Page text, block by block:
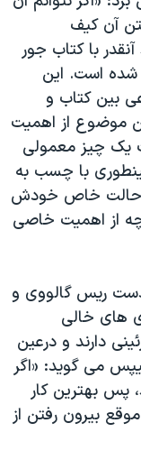
آن کیف
با کتاب جور
شده است. این
بین کتاب و
موضوع از اهمیت
یک چیز معمولی
با چسب به
حالت خاص خودش
از اهمیت خاصی
ریس گالووی و
های خالی
دارند و درعین
می گوید: «اگر
بهترین کار
بیرون رفتن از